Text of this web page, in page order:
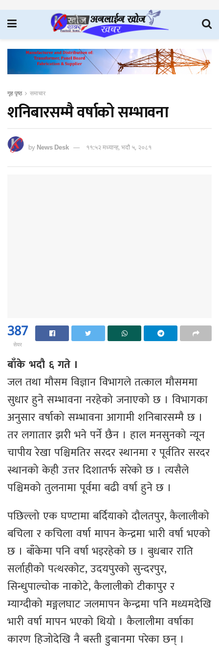
गृह पृष्ठ समाचार
शनिबारसम्मै वर्षाको सम्भावना
byNews Desk ११:५२ मध्यान्ह, भदौ ५, २०८१
387
सेयर
बाँके भदौ ६ गते ।
जल तथा मौसम विज्ञान विभागले तत्काल मौसममा
सुधार हुने सम्भावना नरहेको जनाएको छ । विभागका
अनुसार वर्षाको सम्भावना आगामी शनिबारसम्मै छ ।
तर लगातार झरी भने पर्ने छैन । हाल मनसुनको न्यून
चापीय रेखा पश्चिमतिर सरदर स्थानमा र पूर्वतिर सरदर
स्थानको केही उत्तर दिशातर्फ सरेको छ । त्यसैले
पश्चिमको तुलनामा पूर्वमा बढी वर्षा हुने छ ।
पछिल्लो एक घण्टामा बर्दियाको दौलतपुर, कैलालीको
बचिला र कचिला वर्षा मापन केन्द्रमा भारी वर्षा भएको
छ । बाँकेमा पनि वर्षा भइरहेको छ । बुधबार राति
सर्लाहीको पत्थरकोट, उदयपुरको सुन्दरपुर,
सिन्धुपाल्चोक नाकोटे, कैलालीको टीकापुर र
म्याग्दीको मङ्गलघाट जलमापन केन्द्रमा पनि मध्यमदेखि
भारी वर्षा मापन भएको थियो । कैलालीमा वर्षाका
कारण हिजोदेखि नै बस्ती डुबानमा परेका छन् ।